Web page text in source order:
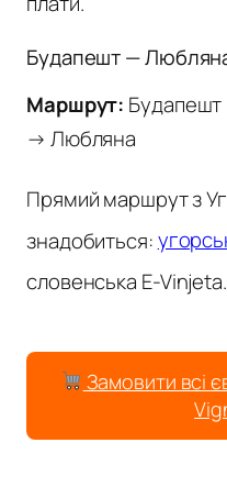
Будапешт —
Маршрут:
→ Любляна
Прямий маршрут з
знадобиться:
словенська E-Vinjeta.
Замовити всі